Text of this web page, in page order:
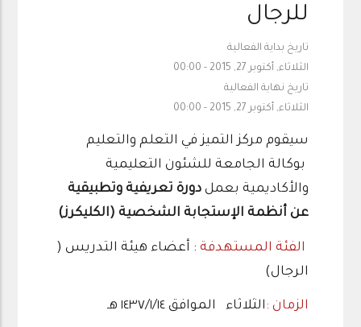
للرجال
تاريخ بداية الفعالية
الثلاثاء, أكتوبر 27, 2015 - 00:00
تاريخ نهاية الفعالية
الثلاثاء, أكتوبر 27, 2015 - 00:00
سيقوم مركز التميز في التعلم والتعليم
بوكالة الجامعة للشئون التعليمية
والأكاديمية بعملدورة تعريفية وتطبيقية
عن أنظمة الإستجابة الشخصية (الكليكرز)
الفئة المستهدفة : أعضاء هيئة التدريس (
الرجال)
الزمان :الثلاثاء الموافق ١٤٣٧/١/١٤ هـ